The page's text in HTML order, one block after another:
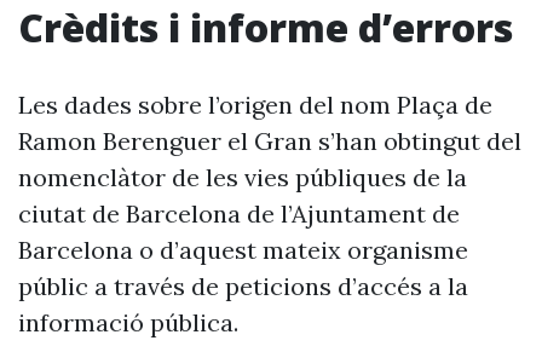
Crèdits i informe d’errors
Les dades sobre l’origen del nom Plaça de
Ramon Berenguer el Gran s’han obtingut del
nomenclàtor de les vies públiques de la
ciutat de Barcelona de l’Ajuntament de
Barcelona o d’aquest mateix organisme
públic a través de peticions d’accés a la
informació pública.